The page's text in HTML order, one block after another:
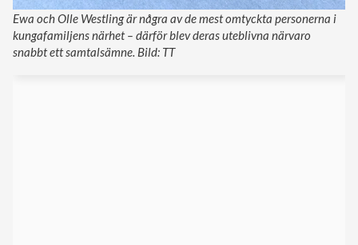
Ewa och Olle Westling är några av de mest omtyckta personerna i
kungafamiljens närhet – därför blev deras uteblivna närvaro
snabbt ett samtalsämne. Bild: TT